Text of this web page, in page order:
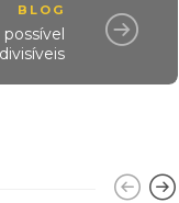
BLOG